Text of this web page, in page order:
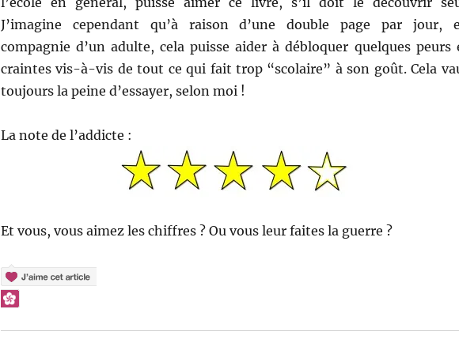
J’imagine cependant qu’à raison d’une double page par jour,
compagnie d’un adulte, cela puisse aider à débloquer quelques peurs
craintes vis-à-vis de tout ce qui fait trop “scolaire” à son goût. Cela
toujours la peine d’essayer, selon moi !
La note de l’addicte :
Et vous, vous aimez les chiffres ? Ou vous leur faites la guerre ?